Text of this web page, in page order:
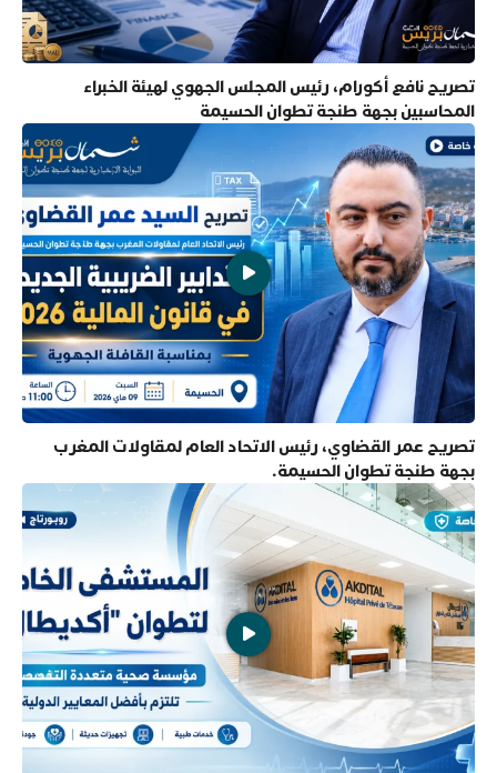
تصريح نافع أكورام، رئيس المجلس الجهوي لهيئة الخبراء
المحاسبين بجهة طنجة تطوان الحسيمة
تصريح عمر القضاوي، رئيس الاتحاد العام لمقاولات المغرب
بجهة طنجة تطوان الحسيمة.